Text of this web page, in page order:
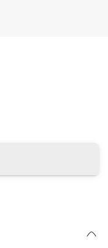
мешает при